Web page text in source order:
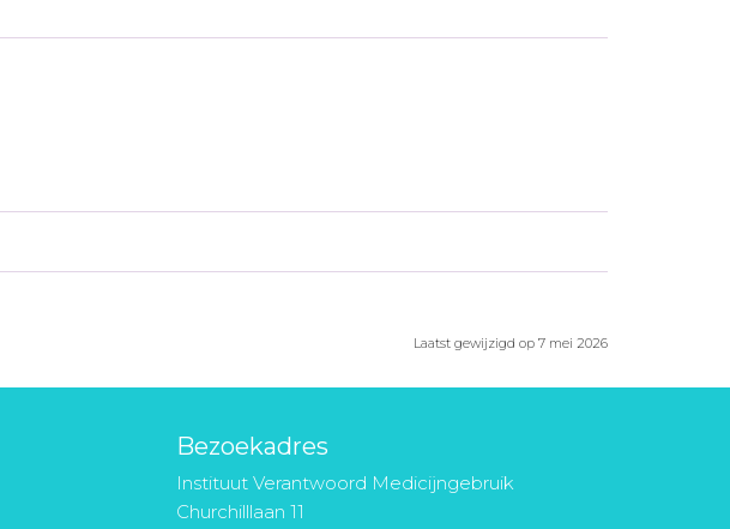
Laatst gewijzigd op 7 mei 2026
Bezoekadres
Instituut Verantwoord Medicijngebruik
Churchilllaan 11